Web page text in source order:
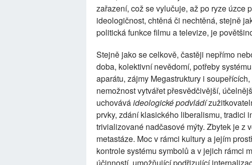
zařazení, což se vylučuje, až po ryze úzce
ideologičnost, chtěná či nechtěná, stejně
politická funkce filmu a televize, je
Stejně jako se celkově, častěji nepřímo
doba, kolektivní nevědomí, potřeby
aparátu, zájmy Megastruktury i
nemožnost vytvářet přesvědčivější,
uchováváideologické podvládí
prvky, zdání klasického liberalismu, tradici
trivializované nadčasové mýty. Zbytek je z
metastáze. Moc v rámci kultury a jejím
kontrole systému symbolů a v jejich rámci